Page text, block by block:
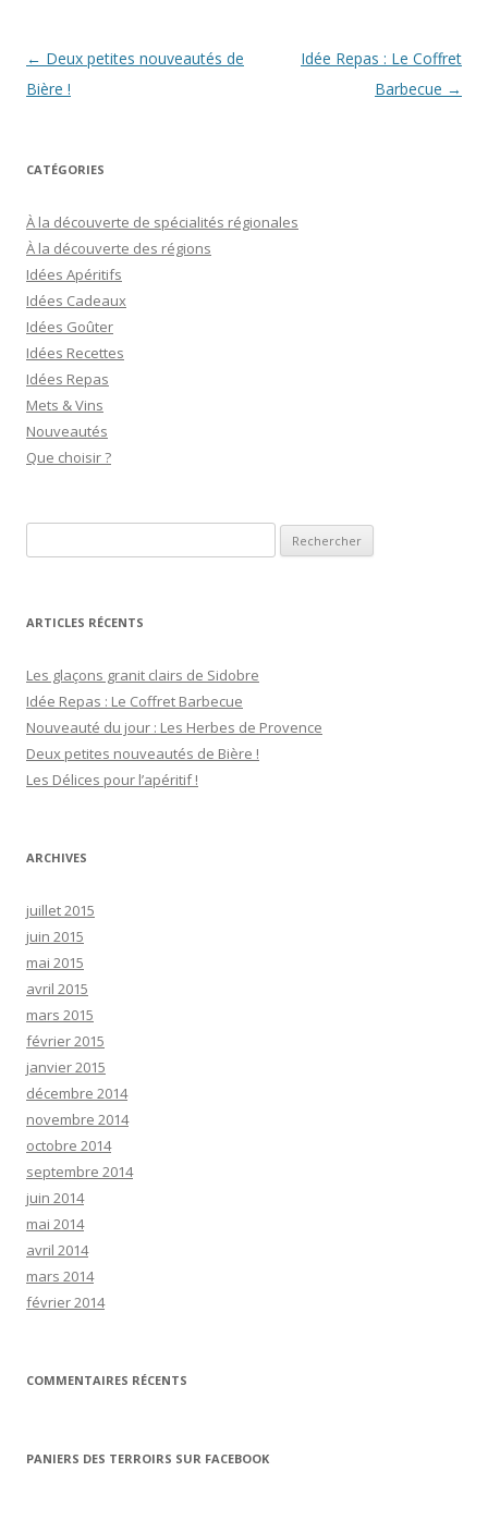
Navigation
des
← Deux petites nouveautés de
Bière !
Idée Repas : Le Coffret
Barbecue →
CATÉGORIES
À la découverte de spécialités régionales
À la découverte des régions
Idées Apéritifs
Idées Cadeaux
Idées Goûter
Idées Recettes
Idées Repas
Mets & Vins
Nouveautés
Que choisir ?
e
h
r
c
h
e
r
ARTICLES RÉCENTS
Les glaçons granit clairs de Sidobre
Idée Repas : Le Coffret Barbecue
Nouveauté du jour : Les Herbes de Provence
Deux petites nouveautés de Bière !
Les Délices pour l’apéritif !
ARCHIVES
juillet 2015
juin 2015
mai 2015
avril 2015
mars 2015
février 2015
janvier 2015
décembre 2014
novembre 2014
octobre 2014
septembre 2014
juin 2014
mai 2014
avril 2014
mars 2014
février 2014
COMMENTAIRES RÉCENTS
PANIERS DES TERROIRS SUR FACEBOOK